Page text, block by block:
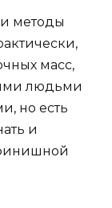
методы
масс,
людьми
но есть
и